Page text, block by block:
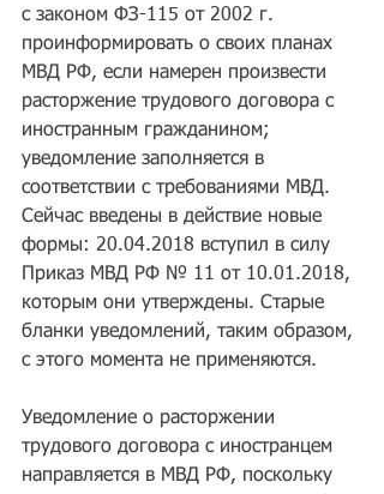
с законом ФЗ-115 от 2002 г.
проинформировать о своих планах
МВД РФ, если намерен произвести
расторжение трудового договора с
иностранным гражданином;
уведомление заполняется в
соответствии с требованиями МВД.
Сейчас введены в действие новые
формы: 20.04.2018 вступил в силу
Приказ МВД РФ № 11 от 10.01.2018,
которым они утверждены. Старые
бланки уведомлений, таким образом,
с этого момента не применяются.
Уведомление о расторжении
трудового договора с иностранцем
направляется в МВД РФ, поскольку